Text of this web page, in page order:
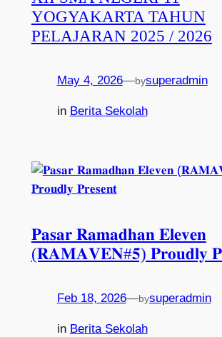
YOGYAKARTA TAHUN
PELAJARAN 2025 / 2026
May 4, 2026—bysuperadmin
in Berita Sekolah
𝐏𝐚𝐬𝐚𝐫 𝐑𝐚𝐦𝐚𝐝𝐡𝐚𝐧 𝐄𝐥𝐞𝐯𝐞𝐧
(𝐑𝐀𝐌𝐀𝐕𝐄𝐍#𝟓) 𝐏𝐫𝐨𝐮𝐝𝐥𝐲
Feb 18, 2026—bysuperadmin
in Berita Sekolah